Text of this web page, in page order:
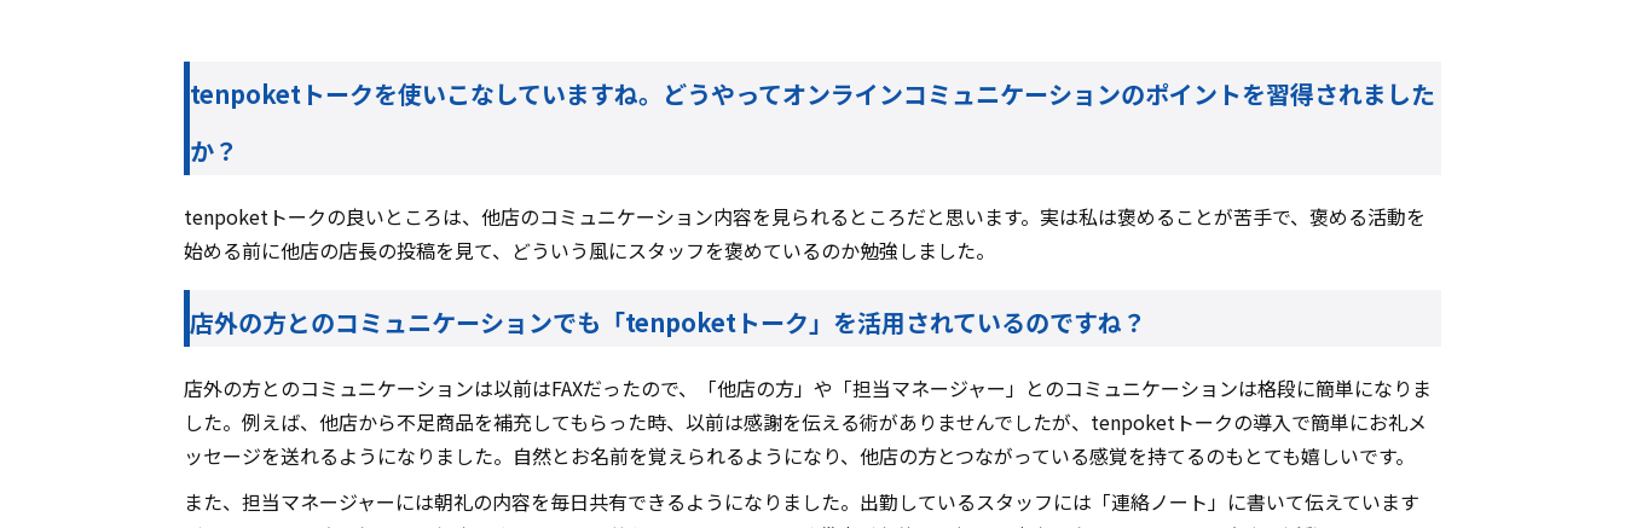
tenpoketトークを使いこなしていますね。どうやってオンラインコミュニケーションのポイントを習得されました
か？
tenpoketトークの良いところは、他店のコミュニケーション内容を見られるところだと思います。実は私は褒めることが苦手で、褒める活動を
始める前に他店の店長の投稿を見て、どういう風にスタッフを褒めているのか勉強しました。
店外の方とのコミュニケーションでも「tenpoketトーク」を活用されているのですね？
店外の方とのコミュニケーションは以前はFAXだったので、「他店の方」や「担当マネージャー」とのコミュニケーションは格段に簡単になりま
した。例えば、他店から不足商品を補充してもらった時、以前は感謝を伝える術がありませんでしたが、tenpoketトークの導入で簡単にお礼メ
ッセージを送れるようになりました。自然とお名前を覚えられるようになり、他店の方とつながっている感覚を持てるのもとても嬉しいです。
また、担当マネージャーには朝礼の内容を毎日共有できるようになりました。出勤しているスタッフには「連絡ノート」に書いて伝えています